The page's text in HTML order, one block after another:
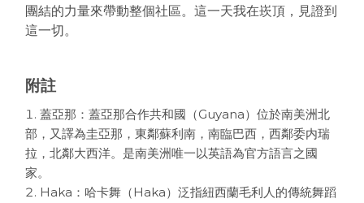
團結的力量來帶動整個社區。這一天我在崁頂，見證到
這一切。
附註
蓋亞那：蓋亞那合作共和國（Guyana）位於南美洲北
部，又譯為圭亞那，東鄰蘇利南，南臨巴西，西鄰委内瑞
拉，北鄰大西洋。是南美洲唯一以英語為官方語言之國
家。
Haka：哈卡舞（Haka）泛指紐西蘭毛利人的傳統舞蹈